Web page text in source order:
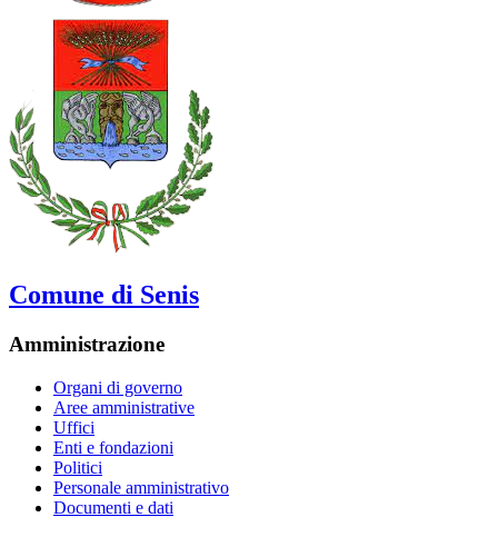
Comune di Senis
Amministrazione
Organi di governo
Aree amministrative
Uffici
Enti e fondazioni
Politici
Personale amministrativo
Documenti e dati